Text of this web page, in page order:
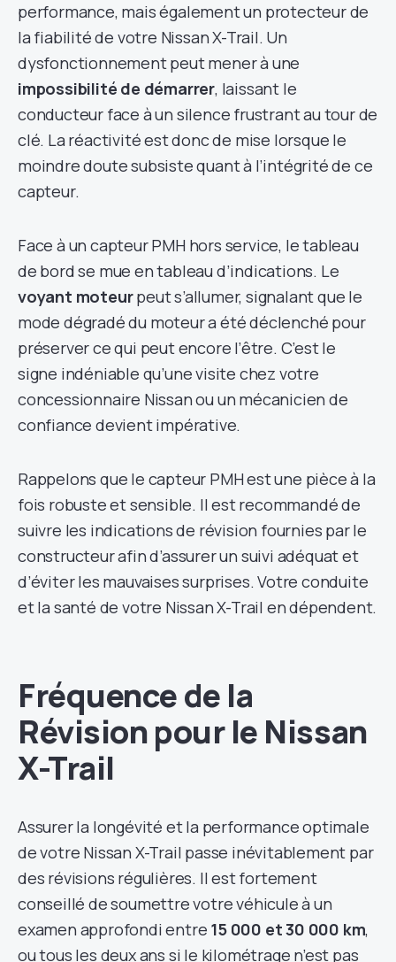
performance, mais également un protecteur de
la fiabilité de votre Nissan X-Trail. Un
dysfonctionnement peut mener à une
impossibilité de démarrer, laissant le
conducteur face à un silence frustrant au tour de
clé. La réactivité est donc de mise lorsque le
moindre doute subsiste quant à l’intégrité de ce
capteur.
Face à un capteur PMH hors service, le tableau
de bord se mue en tableau d’indications. Le
voyant moteurpeut s’allumer, signalant que le
mode dégradé du moteur a été déclenché pour
préserver ce qui peut encore l’être. C’est le
signe indéniable qu’une visite chez votre
concessionnaire Nissan ou un mécanicien de
confiance devient impérative.
Rappelons que le capteur PMH est une pièce à la
fois robuste et sensible. Il est recommandé de
suivre les indications de révision fournies par le
constructeur afin d’assurer un suivi adéquat et
d’éviter les mauvaises surprises. Votre conduite
et la santé de votre Nissan X-Trail en dépendent.
Fréquence de la
Révision pour le Nissan
X-Trail
Assurer la longévité et la performance optimale
de votre Nissan X-Trail passe inévitablement par
des révisions régulières. Il est fortement
conseillé de soumettre votre véhicule à un
examen approfondi entre 15 000 et 30 000 km,
ou tous les deux ans si le kilométrage n’est pas